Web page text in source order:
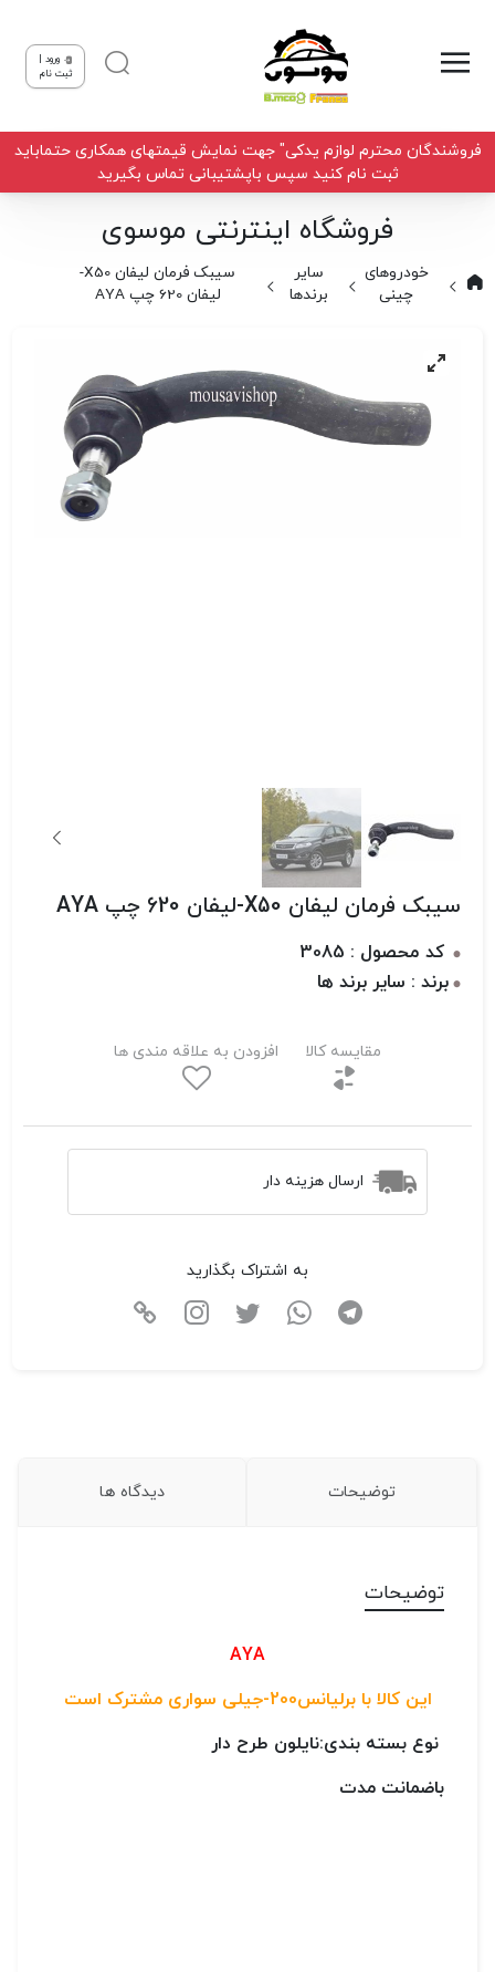
ورود |
ثبت نام
فروشندگان محترم لوازم یدکی" جهت نمایش قیمتهای همکاری حتماباید
ثبت نام کنید سپس باپشتیبانی تماس بگیرید
فروشگاه اینترنتی موسوی
خودروهای
چینی
سایر
برندها
سیبک فرمان لیفان X50-
لیفان 620 چپ AYA
سیبک فرمان لیفان X50-لیفان 620 چپ AYA
کد محصول : 3085
برند : سایر برند ها
مقایسه کالا افزودن به علاقه مندی ها
ارسال هزینه دار
به اشتراک بگذارید
توضیحات دیدگاه ها
توضیحات
AYA
این کالا با برلیانس200-جیلی سواری مشترک است
نوع بسته بندی:نایلون طرح دار
باضمانت مدت